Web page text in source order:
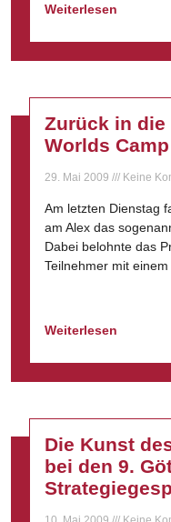
Weiterlesen
Zurück in die
Worlds
29. Mai 2009 Keine
Am letzten Dienstag
am Alex das
Dabei belohnte das
Teilnehmer mit
Weiterlesen
Die Kunst
bei den 9.